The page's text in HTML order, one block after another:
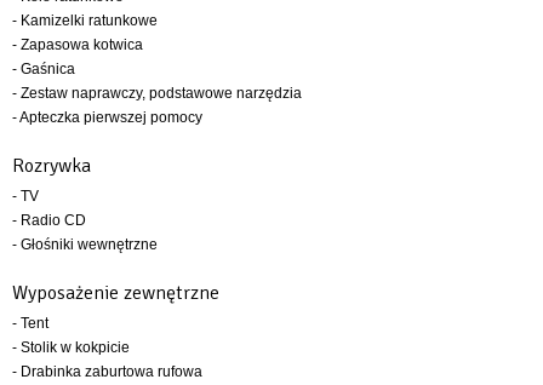
- Kamizelki ratunkowe
- Zapasowa kotwica
- Gaśnica
- Zestaw naprawczy, podstawowe narzędzia
- Apteczka pierwszej pomocy
Rozrywka
- TV
- Radio CD
- Głośniki wewnętrzne
Wyposażenie zewnętrzne
- Tent
- Stolik w kokpicie
- Drabinka zaburtowa rufowa